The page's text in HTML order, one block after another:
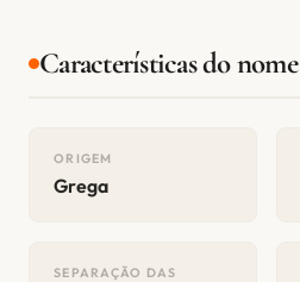
Características do nome
ORIGEM
Grega
SEPARAÇÃO DAS